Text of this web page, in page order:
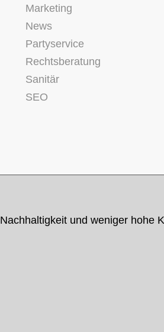
Marketing
News
Partyservice
Rechtsberatung
Sanitär
SEO
Nachhaltigkeit und weniger hohe